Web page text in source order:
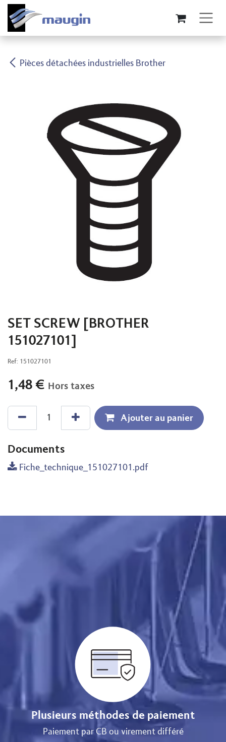
Se rendre au contenu
Pièces détachées industrielles Brother
SET SCREW [BROTHER
151027101]
Ref: 151027101
1,48 € Hors taxes
Ajouter au panier
Documents
Fiche_technique_151027101.pdf
Plusieurs méthodes de paiement
Paiement par CB ou virement différé